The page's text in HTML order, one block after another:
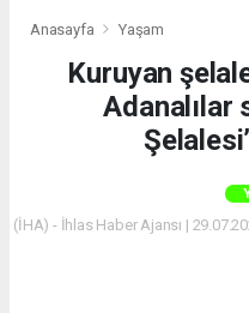
Anasayfa Yaşam
Kuruyan
Adanalılar
(İHA) - İhlas Haber Ajansı |